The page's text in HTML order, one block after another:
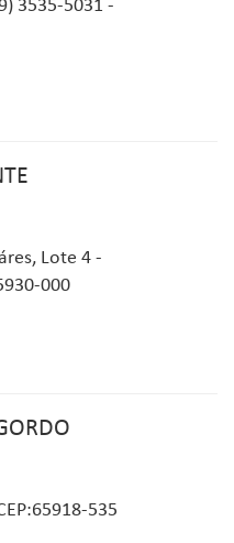
3535-5031 -
Lote 4 -
000
535